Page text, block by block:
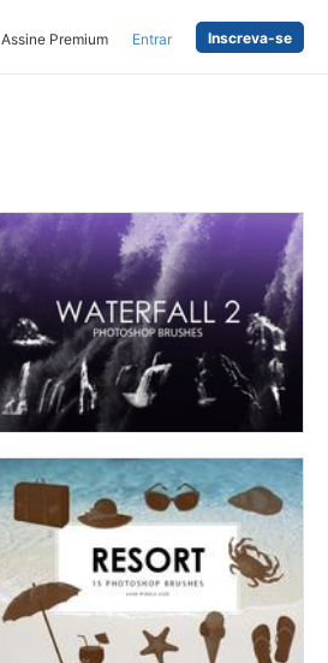
Assine Premium Entrar Inscreva-se